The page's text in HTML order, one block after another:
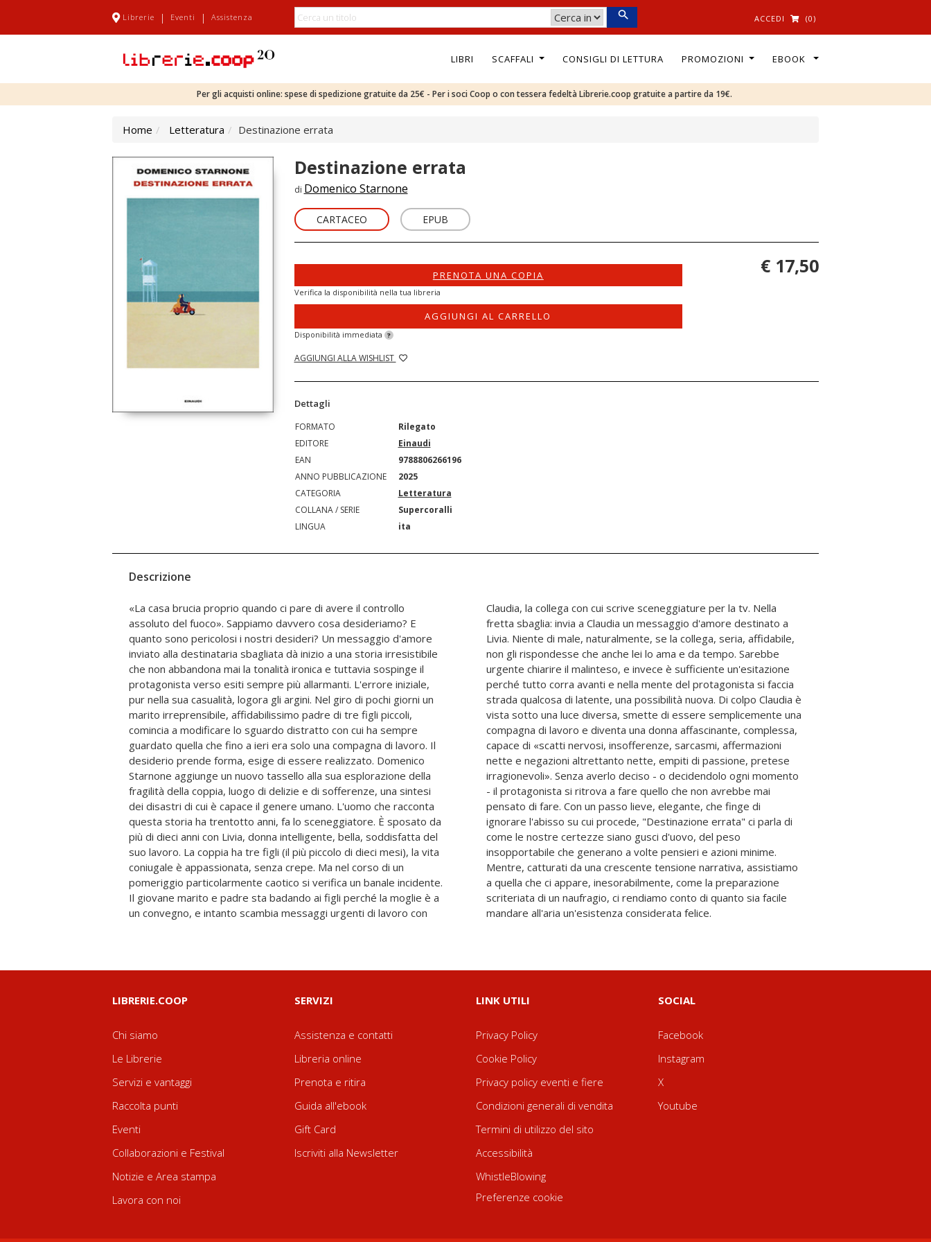
Librerie | Eventi | Assistenza ACCEDI (0)
LIBRI SCAFFALI CONSIGLI DI LETTURA PROMOZIONI EBOOK
Per gli acquisti online: spese di spedizione gratuite da 25€ - Per i soci Coop o con tessera fedeltà Librerie.coop gratuite a partire da 19€.
Home Letteratura Destinazione errata
Destinazione errata
di Domenico Starnone
CARTACEO EPUB
PRENOTA UNA COPIA
Verifica la disponibilità nella tua libreria
AGGIUNGI AL CARRELLO
Disponibilità immediata ?
AGGIUNGI ALLA WISHLIST
€ 17,50
Dettagli
FORMATO
Rilegato
EDITORE
Einaudi
EAN
9788806266196
ANNO PUBBLICAZIONE
2025
CATEGORIA
Letteratura
COLLANA / SERIE
Supercoralli
LINGUA
ita
Descrizione
«La casa brucia proprio quando ci pare di avere il controllo
assoluto del fuoco». Sappiamo davvero cosa desideriamo? E
quanto sono pericolosi i nostri desideri? Un messaggio d'amore
inviato alla destinataria sbagliata dà inizio a una storia irresistibile
che non abbandona mai la tonalità ironica e tuttavia sospinge il
protagonista verso esiti sempre più allarmanti. L'errore iniziale,
pur nella sua casualità, logora gli argini. Nel giro di pochi giorni un
marito irreprensibile, affidabilissimo padre di tre figli piccoli,
comincia a modificare lo sguardo distratto con cui ha sempre
guardato quella che fino a ieri era solo una compagna di lavoro. Il
desiderio prende forma, esige di essere realizzato. Domenico
Starnone aggiunge un nuovo tassello alla sua esplorazione della
fragilità della coppia, luogo di delizie e di sofferenze, una sintesi
dei disastri di cui è capace il genere umano. L'uomo che racconta
questa storia ha trentotto anni, fa lo sceneggiatore. È sposato da
più di dieci anni con Livia, donna intelligente, bella, soddisfatta del
suo lavoro. La coppia ha tre figli (il più piccolo di dieci mesi), la vita
coniugale è appassionata, senza crepe. Ma nel corso di un
pomeriggio particolarmente caotico si verifica un banale incidente.
Il giovane marito e padre sta badando ai figli perché la moglie è a
un convegno, e intanto scambia messaggi urgenti di lavoro con
Claudia, la collega con cui scrive sceneggiature per la tv. Nella
fretta sbaglia: invia a Claudia un messaggio d'amore destinato a
Livia. Niente di male, naturalmente, se la collega, seria, affidabile,
non gli rispondesse che anche lei lo ama e da tempo. Sarebbe
urgente chiarire il malinteso, e invece è sufficiente un'esitazione
perché tutto corra avanti e nella mente del protagonista si faccia
strada qualcosa di latente, una possibilità nuova. Di colpo Claudia è
vista sotto una luce diversa, smette di essere semplicemente una
compagna di lavoro e diventa una donna affascinante, complessa,
capace di «scatti nervosi, insofferenze, sarcasmi, affermazioni
nette e negazioni altrettanto nette, empiti di passione, pretese
irragionevoli». Senza averlo deciso - o decidendolo ogni momento
- il protagonista si ritrova a fare quello che non avrebbe mai
pensato di fare. Con un passo lieve, elegante, che finge di
ignorare l'abisso su cui procede, "Destinazione errata" ci parla di
come le nostre certezze siano gusci d'uovo, del peso
insopportabile che generano a volte pensieri e azioni minime.
Mentre, catturati da una crescente tensione narrativa, assistiamo
a quella che ci appare, inesorabilmente, come la preparazione
scriteriata di un naufragio, ci rendiamo conto di quanto sia facile
mandare all'aria un'esistenza considerata felice.
LIBRERIE.COOP
Chi siamo
Le Librerie
Servizi e vantaggi
Raccolta punti
Eventi
Collaborazioni e Festival
Notizie e Area stampa
Lavora con noi
SERVIZI
Assistenza e contatti
Libreria online
Prenota e ritira
Guida all'ebook
Gift Card
Iscriviti alla Newsletter
LINK UTILI
Privacy Policy
Cookie Policy
Privacy policy eventi e fiere
Condizioni generali di vendita
Termini di utilizzo del sito
Accessibilità
WhistleBlowing
Preferenze cookie
SOCIAL
Facebook
Instagram
X
Youtube